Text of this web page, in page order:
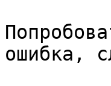
ошибка,